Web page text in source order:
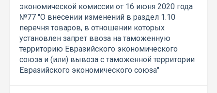
экономической комиссии от 16 июня 2020 года
№77 "О внесении изменений в раздел 1.10
перечня товаров, в отношении которых
установлен запрет ввоза на таможенную
территорию Евразийского экономического
союза и (или) вывоза с таможенной территории
Евразийского экономического союза"